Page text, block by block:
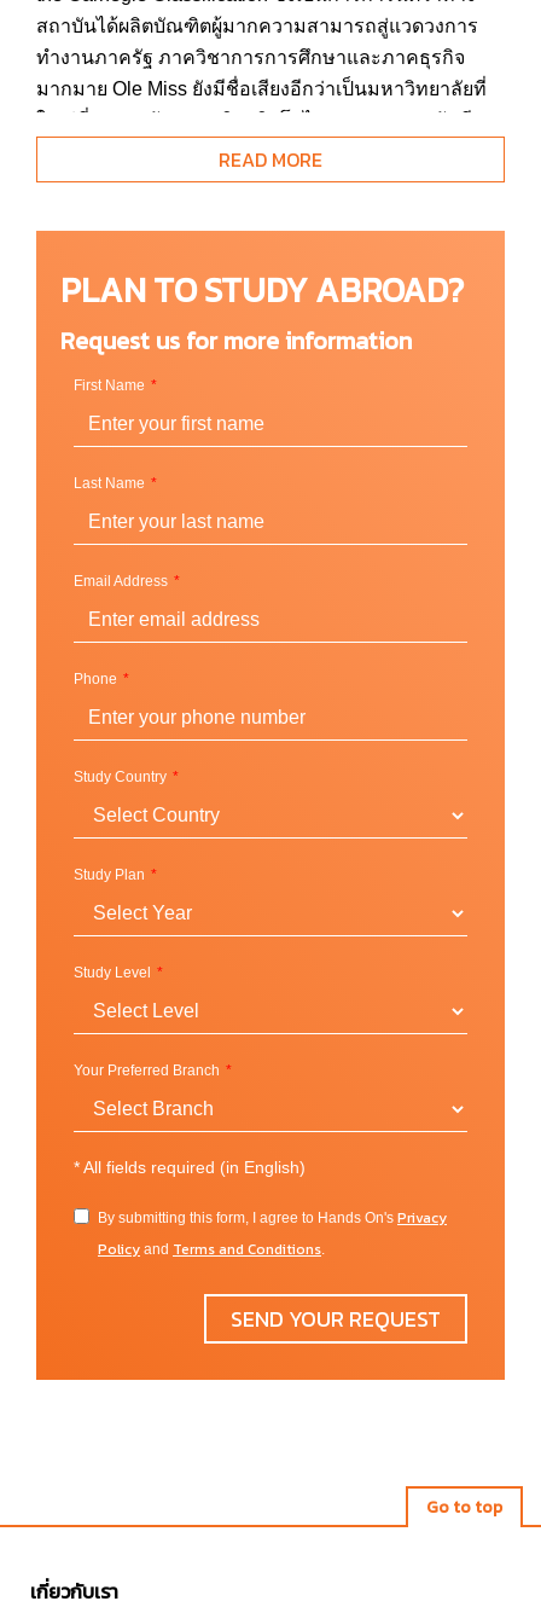
สถาบันได้ผลิตบัณฑิตผู้มากความสามารถสู่แวดวงการ
ทำงานภาครัฐ ภาควิชาการการศึกษาและภาคธุรกิจ
มากมาย Ole Miss ยังมีชื่อเสียงอีกว่าเป็นมหาวิทยาลัยที่
นักศึกษาเดินทางมาเรียนต่อปีราว 24,000 กว่าคน
schools of accountancy, law และ pharmacy เป็นต้น รูป
เรียนรู้ให้กับผู้เรียน และยังสนับสนุนให้นักศึกษาเรียนรู้
จากประสบการณ์การลงมือปฏิบัติ พร้อมกับเพิ่มโอกาสให้
นักศึกษาสร้างผลงานของตัวเองด้วยการมีส่วนร่วมใน
โครงการที่เกี่ยวข้องกับการพัฒนาและช่วยเหลือชุมชน
เพราะแนวคิดของมหาวิทยาลัย Mississippi ที่เปิดทำการ
มาร่วม 170 กว่าปีคือการสร้างงานวิจัยหรือโปรเจกต์ต่าง
ๆ ที่สามารถส่งผลประโยชน์ให้กับสังคมไม่ว่าทางใดทาง
หนึ่ง ทำให้จุดมุ่งหมายของการออกแบบหลักสูตรการ
ศึกษาที่นักศึกษาจะได้เรียนและทำต่อไปในอนาคตจึงมี
บทบาทสำคัญ
ภายในมหาวิทยาลัยยังมีสิ่งอำนวยความสะดวกคุณภาพ
Science Library ที่มีคลังหนังสือมากกว่า 4 ล้านเล่มและ
หายากอีกหลายเล่มให้นักศึกษาเข้าไปอ่านและศึกษากัน
ได้ นอกจากนั้นยังมีศูนย์เทคโนโลยีที่จะช่วยให้ชีวิต
รายงาน เช็คผล จ่ายค่าเทอม และอื่น ๆ เป็นระบบออนไลน์
ทั้งหมด
ทำเลที่ตั้งและวิทยาเขต
Oxford, Mississippi (USA)
ภายในสถาบันมีกิจกรรมอันน่าสนใจและหลากหลายให้
ภูมิใจนำเสนอและพยายามกระตุ้นให้นักศึกษาทุกคนได้มี
ส่วนร่วม เพื่อที่ผู้เรียนแต่ละคนจะได้เก็บเกี่ยว
ประสบการณ์จากนอกห้องเรียนได้ไปพร้อม ๆ กัน สิ่ง
Performance Arts, Ole Miss Bookstore, Box Office,
Center for Manufacturing Excellence
READ MORE
PLAN TO STUDY ABROAD?
Request us for more information
First Name
Last Name
Email Address
Phone
Study Country
Study Plan
Study Level
Your Preferred Branch
*All fields required (in English)
By submitting this form, I agree to Hands On's Privacy
Policy and Terms and Conditions.
SEND YOUR REQUEST
Go to top
เกี่ยวกับเรา